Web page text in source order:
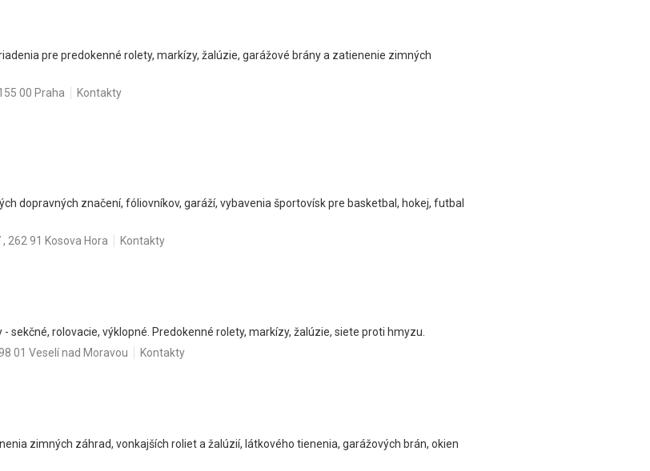
pre predokenné rolety, markízy, žalúzie, garážové brány a zatienenie zimných
00 Praha Kontakty
dopravných značení, fóliovníkov, garáží, vybavenia športovísk pre basketbal, hokej, futbal
262 91 Kosova Hora Kontakty
sekčné, rolovacie, výklopné. Predokenné rolety, markízy, žalúzie, siete proti hmyzu.
01 Veselí nad Moravou Kontakty
zimných záhrad, vonkajších roliet a žalúzií, látkového tienenia, garážových brán, okien